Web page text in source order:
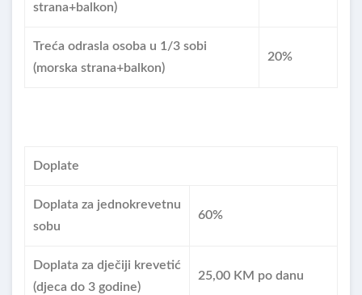
strana+balkon)
Treća odrasla osoba u 1/3 sobi
(morska strana+balkon)
20%
Doplate
Doplata za jednokrevetnu
sobu
60%
Doplata za dječiji krevetić
(djeca do 3 godine)
25,00 KM po danu